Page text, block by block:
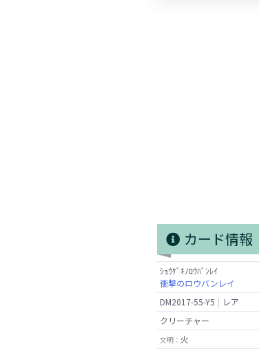
カード情報
ｼｮｳｹﾞｷﾉﾛｳﾊﾞﾝﾚｲ
衝撃のロウバンレイ
DM2017-55-Y5
レア
クリーチャー
文明： 火